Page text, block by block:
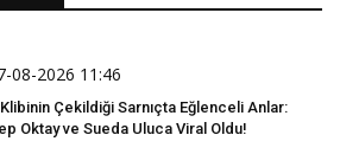
08-2026 11:46
Çekildiği Sarnıçta Eğlenceli Anlar:
Oktay ve Sueda Uluca Viral Oldu!